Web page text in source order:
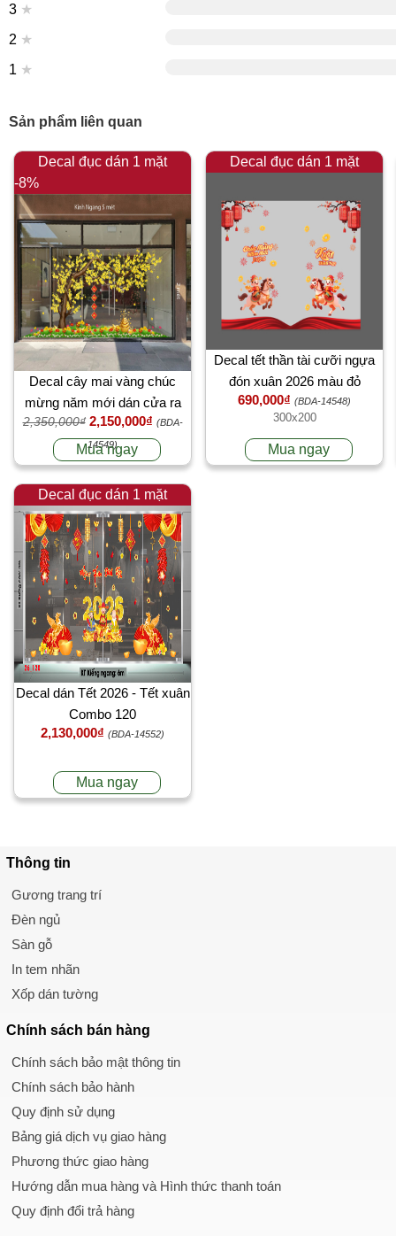
3 ★
2 ★
1 ★
Sản phẩm liên quan
Decal đục dán 1 mặt
-8%
Decal cây mai vàng chúc
mừng năm mới dán cửa ra
vào toà nhà văn phòng chung
cư
2,350,000₫ 2,150,000₫ (BDA-
14549)
Mua ngay
Decal đục dán 1 mặt
Decal tết thần tài cưỡi ngựa
đón xuân 2026 màu đỏ
690,000₫ (BDA-14548)
300x200
Mua ngay
Decal đục dán 1 mặt
Decal dán Tết 2026 - Tết xuân
Combo 120
2,130,000₫ (BDA-14552)
Mua ngay
Thông tin
Gương trang trí
Đèn ngủ
Sàn gỗ
In tem nhãn
Xốp dán tường
Chính sách bán hàng
Chính sách bảo mật thông tin
Chính sách bảo hành
Quy định sử dụng
Bảng giá dịch vụ giao hàng
Phương thức giao hàng
Hướng dẫn mua hàng và Hình thức thanh toán
Quy định đổi trả hàng